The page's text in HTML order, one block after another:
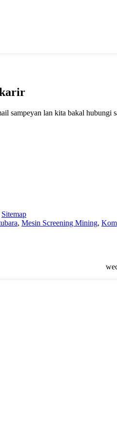
karir
sampeyan lan kita bakal hubungi
Sitemap
, Mesin Screening Mining,